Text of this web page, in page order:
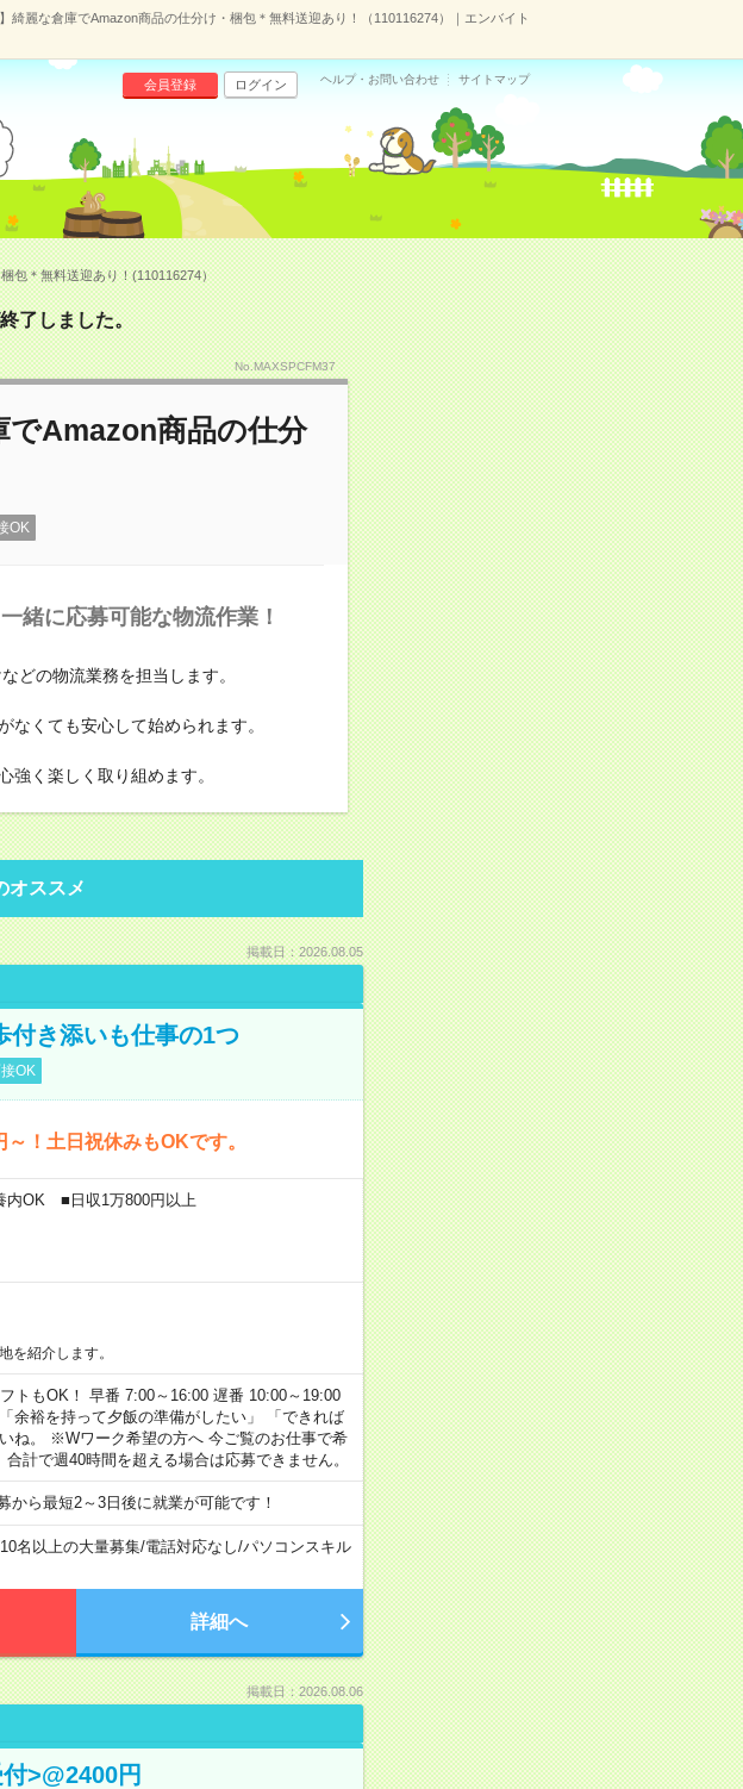
綺麗な倉庫でAmazon商品の仕分け・梱包＊無料送迎あり！（110116274）｜エンバイト
会員登録 ログイン ヘルプ・お問い合わせ サイトマップ
包＊無料送迎あり！(110116274）
了しました。
No.MAXSPCFM37
でAmazon商品の仕分
OK
緒に応募可能な物流作業！
どの物流業務を担当します。
なくても安心して始められます。
強く楽しく取り組めます。
オススメ
掲載日：2026.08.05
付き添いも仕事の1つ
OK
！土日祝休みもOKです。
OK ■日収1万800円以上
紹介します。
トもOK！ 早番 7:00～16:00 遅番 10:00～19:00
余裕を持って夕飯の準備がしたい」 「できれば
ね。 ※Wワーク希望の方へ 今ご覧のお仕事で希
計で週40時間を超える場合は応募できません。
ら最短2～3日後に就業が可能です！
10名以上の大量募集/電話対応なし/パソコンスキル
詳細へ
掲載日：2026.08.06
>@2400円